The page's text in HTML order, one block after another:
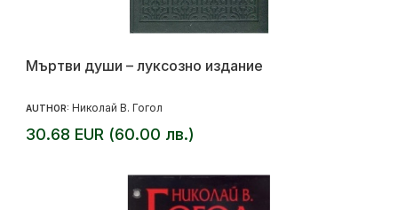
Мъртви души – луксозно издание
AUTHOR: Николай В. Гогол
30.68 EUR (60.00 лв.)